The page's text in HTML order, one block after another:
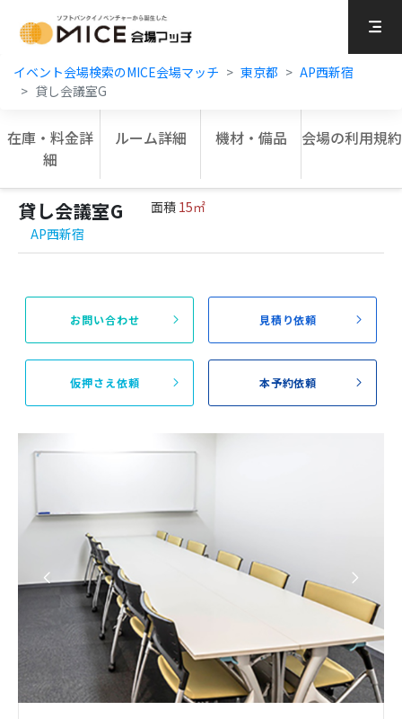
イベント会場検索のMICE会場マッチ 東京都
AP西新宿
貸し会議室G
在庫・料金詳
細
ルーム詳細 機材・備品 会場の利用規約
貸し会議室G 面積 15㎡
AP西新宿
お問い合わせ 見積り依頼
仮押さえ依頼 本予約依頼